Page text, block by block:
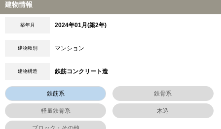
建物情報
築年月 2024年01月(築2年)
建物種別 マンション
建物構造 鉄筋コンクリート造
鉄筋系 鉄骨系
軽量鉄骨系 木造